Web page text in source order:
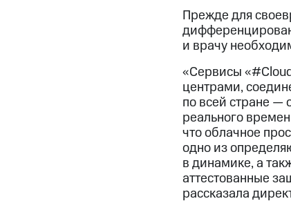
Прежде для
и врачу
«Сервисы
центрами,
по всей стране —
реального
что облачное
одно из
в динамике, а
аттестованные
рассказала